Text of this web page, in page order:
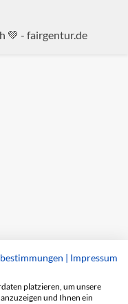
💚 - fairgentur.de
| Impressum
platzieren, um unsere
und Ihnen ein